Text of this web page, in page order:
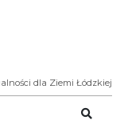
dla Ziemi Łódzkiej